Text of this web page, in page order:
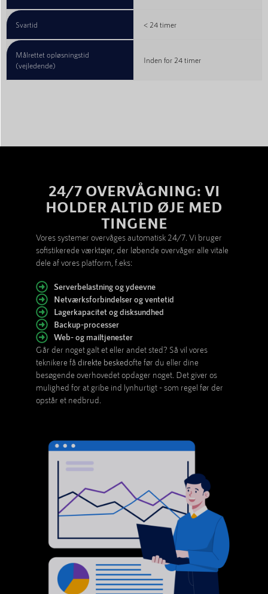
Svartid < 24 timer
Målrettet opløsningstid
(vejledende)
Inden for 24 timer
24/7 OVERVÅGNING: VI
HOLDER ALTID ØJE MED
TINGENE
Vores systemer overvåges automatisk 24/7. Vi bruger
sofistikerede værktøjer, der løbende overvåger alle vitale
dele af vores platform, f.eks:
Serverbelastning og ydeevne
Netværksforbindelser og ventetid
Lagerkapacitet og disksundhed
Backup-processer
Web- og mailtjenester
Går der noget galt et eller andet sted? Så vil vores
teknikere få direkte beskedofte før du eller dine
besøgende overhovedet opdager noget. Det giver os
mulighed for at gribe ind lynhurtigt - som regel før der
opstår et nedbrud.